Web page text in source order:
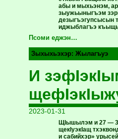
абы и мыхьэнэм,
зыужьыныгъэм
дезыгъэгупсысын
иджыблагъэ
Псоми еджэн…
Зыхыхьэхэр:Жылагъуэ
И
2023-01-31
ЩIышылэм и 27 —
щекIуэкIащ
и сабийхэр»